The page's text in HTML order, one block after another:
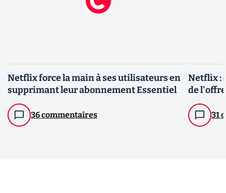
Netflix force la main à ses utilisateurs en
supprimant leur abonnement Essentiel
36 commentaires
Netflix :
de
31